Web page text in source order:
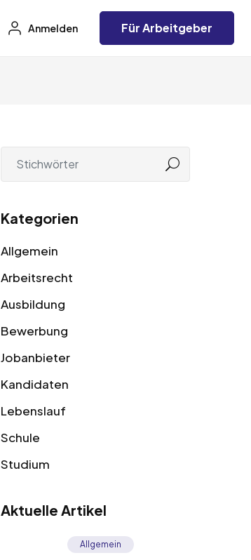
Anmelden Für Arbeitgeber
Kategorien
Allgemein
Arbeitsrecht
Ausbildung
Bewerbung
Jobanbieter
Kandidaten
Lebenslauf
Schule
Studium
Aktuelle Artikel
Allgemein